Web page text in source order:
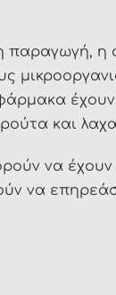
η παραγωγή,
έχουν
και
να έχουν
να